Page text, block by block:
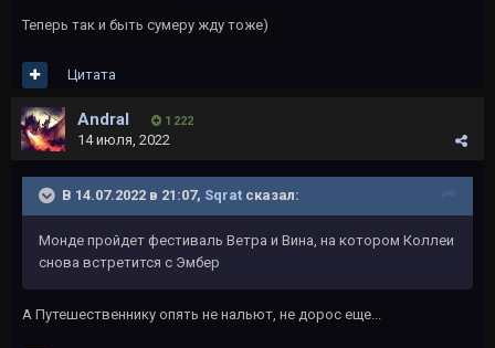
Теперь так и быть сумеру жду тоже)
Цитата
Andral 1 222
14 июля, 2022
В 14.07.2022 в 21:07, Sqrat сказал:
Монде пройдет фестиваль Ветра и Вина, на котором Коллеи
снова встретится с Эмбер
А Путешественнику опять не нальют, не дорос еще...